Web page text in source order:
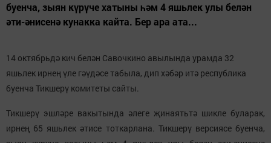
буенча, зыян күрүче хатыны һәм 4 яшьлек улы белән
әти-әнисенә кунакка кайта. Бер ара ата...
14 октябрьдә кич белән Савочкино авылында урамда 32
яшьлек ирнең үле гәүдәсе табыла, дип хәбәр итә республика
буенча Тикшерү комитеты сайты.
Тикшерү эшләре вакытында әлеге җинаятьтә шикле буларак,
ирнең 65 яшьлек әтисе тоткарлана. Тикшерү версиясе буенча,